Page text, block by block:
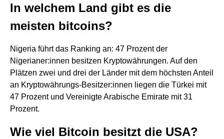
In welchem Land gibt es die
meisten bitcoins?
Nigeria führt das Ranking an: 47 Prozent der
Nigerianer:innen besitzen Kryptowährungen. Auf den
Plätzen zwei und drei der Länder mit dem höchsten Anteil
an Kryptowährungs-Besitzer:innen liegen die Türkei mit
47 Prozent und Vereinigte Arabische Emirate mit 31
Prozent.
Wie viel Bitcoin besitzt die USA?